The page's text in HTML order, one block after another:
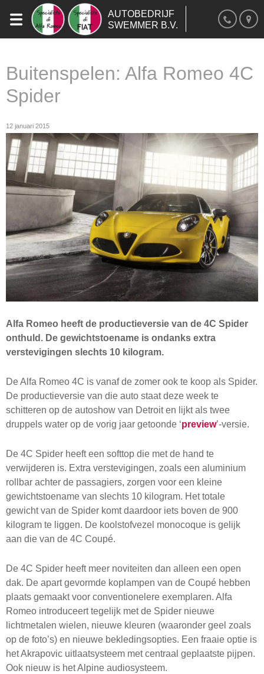
AUTOBEDRIJF
SWEMMER B.V.
Buitenspelen: Alfa Romeo 4C
Spider
12 januari 2015
Alfa Romeo heeft de productieversie van de 4C Spider
onthuld. De gewichtstoename is ondanks extra
verstevigingen slechts 10 kilogram.
De Alfa Romeo 4C is vanaf de zomer ook te koop als Spider.
De productieversie van die auto staat deze week te
schitteren op de autoshow van Detroit en lijkt als twee
druppels water op de vorig jaar getoonde ‘preview’-versie.
De 4C Spider heeft een softtop die met de hand te
verwijderen is. Extra verstevigingen, zoals een aluminium
rollbar achter de passagiers, zorgen voor een kleine
gewichtstoename van slechts 10 kilogram. Het totale
gewicht van de Spider komt daardoor iets boven de 900
kilogram te liggen. De koolstofvezel monocoque is gelijk
aan die van de 4C Coupé.
De 4C Spider heeft meer noviteiten dan alleen een open
dak. De apart gevormde koplampen van de Coupé hebben
plaats gemaakt voor conventionelere exemplaren. Alfa
Romeo introduceert tegelijk met de Spider nieuwe
lichtmetalen wielen, nieuwe kleuren (waaronder geel zoals
op de foto’s) en nieuwe bekledingsopties. Een fraaie optie is
het Akrapovic uitlaatsysteem met centraal geplaatste pijpen.
Ook nieuw is het Alpine audiosysteem.